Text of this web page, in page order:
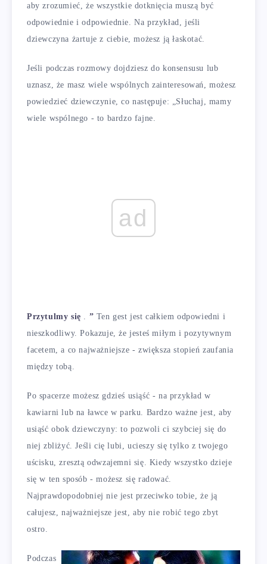
aby zrozumieć, że wszystkie dotknięcia muszą być
odpowiednie i odpowiednie. Na przykład, jeśli
dziewczyna żartuje z ciebie, możesz ją łaskotać.
Jeśli podczas rozmowy dojdziesz do konsensusu lub
uznasz, że masz wiele wspólnych zainteresowań, możesz
powiedzieć dziewczynie, co następuje: „Słuchaj, mamy
wiele wspólnego - to bardzo fajne.
ad
Przytulmy się . ” Ten gest jest całkiem odpowiedni i
nieszkodliwy. Pokazuje, że jesteś miłym i pozytywnym
facetem, a co najważniejsze - zwiększa stopień zaufania
między tobą.
Po spacerze możesz gdzieś usiąść - na przykład w
kawiarni lub na ławce w parku. Bardzo ważne jest, aby
usiąść obok dziewczyny: to pozwoli ci szybciej się do
niej zbliżyć. Jeśli cię lubi, ucieszy się tylko z twojego
uścisku, zresztą odwzajemni się. Kiedy wszystko dzieje
się w ten sposób - możesz się radować.
Najprawdopodobniej nie jest przeciwko tobie, że ją
całujesz, najważniejsze jest, aby nie robić tego zbyt
ostro.
Podczas